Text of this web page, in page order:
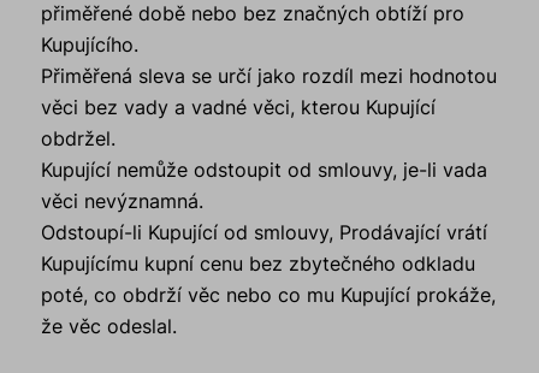
přiměřené době nebo bez značných obtíží pro
Kupujícího.
Přiměřená sleva se určí jako rozdíl mezi hodnotou
věci bez vady a vadné věci, kterou Kupující
obdržel.
Kupující nemůže odstoupit od smlouvy, je-li vada
věci nevýznamná.
Odstoupí-li Kupující od smlouvy, Prodávající vrátí
Kupujícímu kupní cenu bez zbytečného odkladu
poté, co obdrží věc nebo co mu Kupující prokáže,
že věc odeslal.